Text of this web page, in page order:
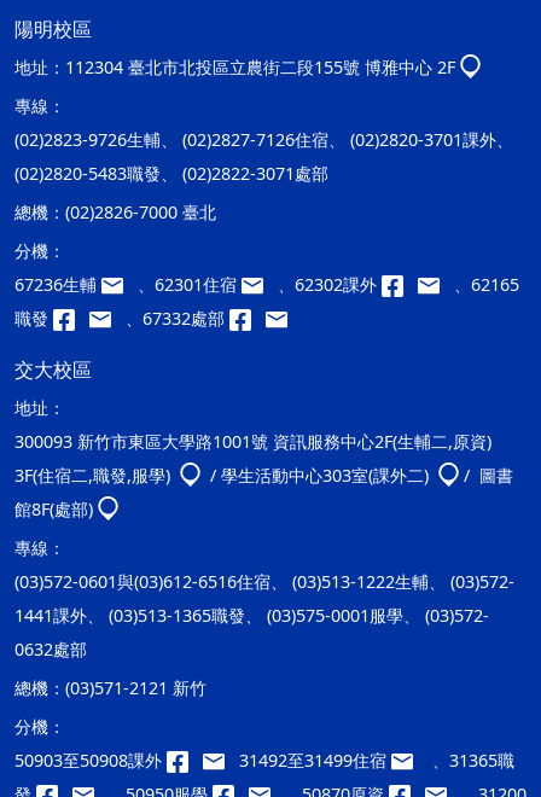
陽明校區
地址： 112304 臺北市北投區立農街二段155號 博雅中心 2F
專線：
(02)2823-9726生輔、 (02)2827-7126住宿、 (02)2820-3701課外、
(02)2820-5483職發、 (02)2822-3071處部
總機： (02)2826-7000 臺北
分機：
67236生輔
、62301住宿 、62302課外
、62165
職發
、67332處部
交大校區
地址：
300093 新竹市東區大學路1001號 資訊服務中心2F(生輔二,原資)
3F(住宿二,職發,服學)
/ 學生活動中心303室(課外二)
/ 圖書
館8F(處部)
專線：
(03)572-0601與(03)612-6516住宿、 (03)513-1222生輔、 (03)572-
1441課外、 (03)513-1365職發、 (03)575-0001服學、 (03)572-
0632處部
總機： (03)571-2121 新竹
分機：
50903至50908課外
31492至31499住宿
、31365職